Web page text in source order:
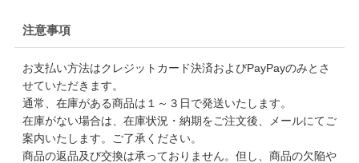
注意事項
お支払い方法はクレジットカード決済およびPayPayのみとさ
せていただきます。
通常、在庫がある商品は１～３日で発送いたします。
在庫がない場合は、在庫状況・納期をご注文後、メールにてご
案内いたします。ご了承ください。
商品の返品及び交換は承っておりません。但し、商品の欠陥や